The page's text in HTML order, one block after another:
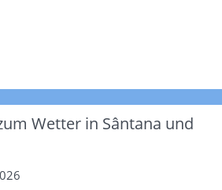
Wetter in Sântana und